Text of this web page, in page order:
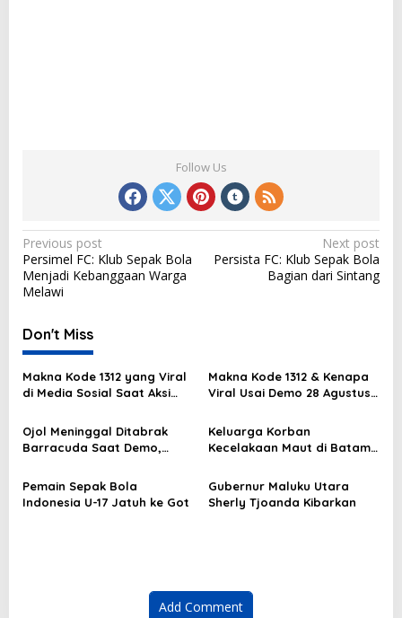
Follow Us
P
o
s
t
n
a
v
i
g
t
Previous post
Persimel FC: Klub Sepak Bola
Menjadi Kebanggaan Warga
Melawi
Next post
Persista FC: Klub Sepak Bola
Bagian dari Sintang
Don't Miss
Makna Kode 1312 yang Viral
di Media Sosial Saat Aksi
Makna Kode 1312 & Kenapa
Viral Usai Demo 28 Agustus
Ojol Meninggal Ditabrak
Barracuda Saat Demo,
Berduka
Keluarga Korban
Kecelakaan Maut di Batam
Pemain Sepak Bola
Indonesia U-17 Jatuh ke Got
Gubernur Maluku Utara
Sherly Tjoanda Kibarkan
Add Comment